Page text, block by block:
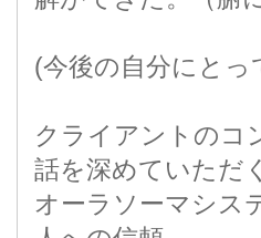
(今後の自分にと
クライアントのコ
話を深めていただ
オーラソーマシス